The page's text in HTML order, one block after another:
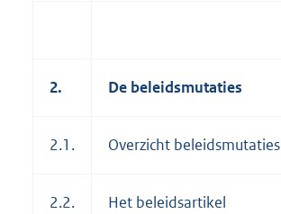
2. De beleidsmutaties
2.1. Overzicht beleidsmutaties
2.2. Het beleidsartikel